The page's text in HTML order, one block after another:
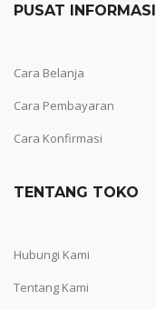
PUSAT INFORMASI
Cara Belanja
Cara Pembayaran
Cara Konfirmasi
TENTANG TOKO
Hubungi Kami
Tentang Kami